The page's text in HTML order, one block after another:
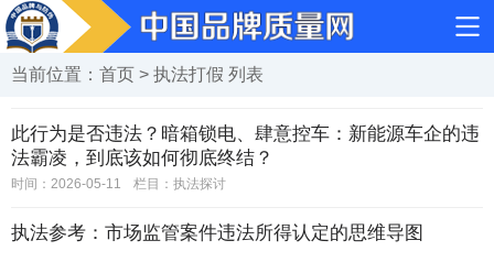
当前位置： 首页 > 执法打假 列表
此行为是否违法？暗箱锁电、肆意控车：新能源车企的违
法霸凌，到底该如何彻底终结？
时间：2026-05-11 栏目： 执法探讨
执法参考：市场监管案件违法所得认定的思维导图